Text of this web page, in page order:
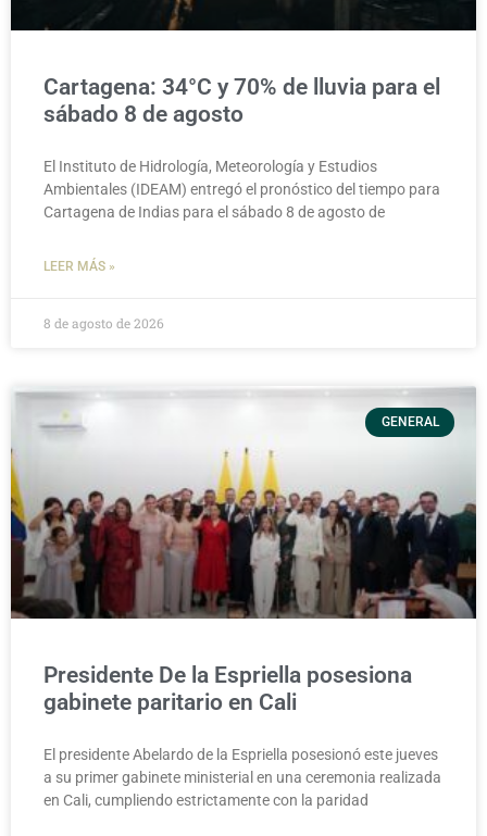
Cartagena: 34°C y 70% de lluvia para el
sábado 8 de agosto
El Instituto de Hidrología, Meteorología y Estudios
Ambientales (IDEAM) entregó el pronóstico del tiempo para
Cartagena de Indias para el sábado 8 de agosto de
LEER MÁS »
8 de agosto de 2026
GENERAL
Presidente De la Espriella posesiona
gabinete paritario en Cali
El presidente Abelardo de la Espriella posesionó este jueves
a su primer gabinete ministerial en una ceremonia realizada
en Cali, cumpliendo estrictamente con la paridad